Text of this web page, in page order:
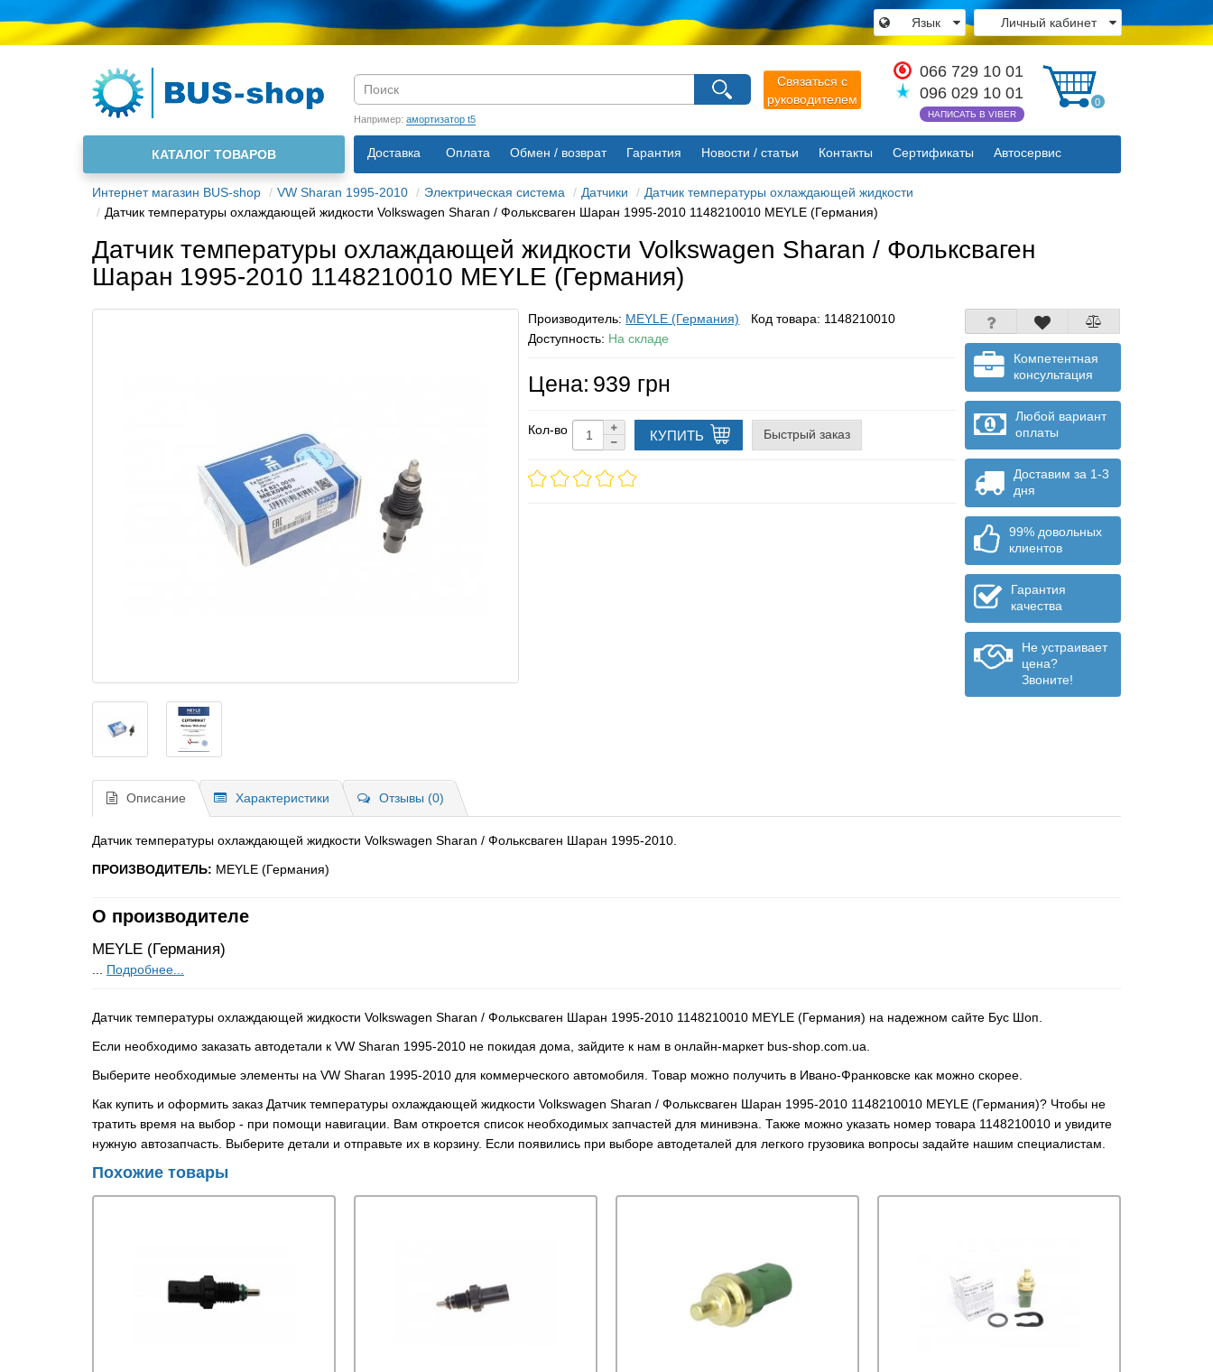
Личный кабинет
Язык
Связаться с
руководителем
066 729 10 01
096 029 10 01
НАПИСАТЬ В VIBER
0
Например: амортизатор t5
Доставка Оплата Обмен / возврат Гарантия Новости / статьи Контакты Сертификаты Автосервис
О нас
КАТАЛОГ ТОВАРОВ
Интернет магазин BUS-shop VW Sharan 1995-2010 Электрическая система Датчики
Датчик температуры охлаждающей жидкости
Датчик температуры охлаждающей жидкости Volkswagen Sharan / Фольксваген Шаран 1995-2010 1148210010 MEYLE (Германия)
Язык магазина
Русский
Українська
Датчик температуры охлаждающей жидкости Volkswagen Sharan / Фольксваген
Шаран 1995-2010 1148210010 MEYLE (Германия)
Производитель: MEYLE (Германия) Код товара: 1148210010
Доступность: На складе
Цена: 939 грн
Кол-во КУПИТЬ Быстрый заказ
Компетентная
консультация
Любой вариант
оплаты
Доставим за 1-3
дня
99% довольных
клиентов
Гарантия
качества
Не устраивает
цена?
Звоните!
Описание Характеристики Отзывы (0)
Датчик температуры охлаждающей жидкости Volkswagen Sharan / Фольксваген Шаран 1995-2010.
ПРОИЗВОДИТЕЛЬ: MEYLE (Германия)
О производителе
MEYLE (Германия)
... Подробнее...
Датчик температуры охлаждающей жидкости Volkswagen Sharan / Фольксваген Шаран 1995-2010 1148210010 MEYLE (Германия) на надежном сайте Бус Шоп.
Если необходимо заказать автодетали к VW Sharan 1995-2010 не покидая дома, зайдите к нам в онлайн-маркет bus-shop.com.ua.
Выберите необходимые элементы на VW Sharan 1995-2010 для коммерческого автомобиля. Товар можно получить в Ивано-Франковске как можно скорее.
Как купить и оформить заказ Датчик температуры охлаждающей жидкости Volkswagen Sharan / Фольксваген Шаран 1995-2010 1148210010 MEYLE (Германия)? Чтобы не
тратить время на выбор - при помощи навигации. Вам откроется список необходимых запчастей для минивэна. Также можно указать номер товара 1148210010 и увидите
нужную автозапчасть. Выберите детали и отправьте их в корзину. Если появились при выборе автодеталей для легкого грузовика вопросы задайте нашим специалистам.
Похожие товары